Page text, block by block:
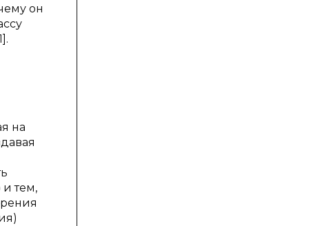
он
на
и тем,